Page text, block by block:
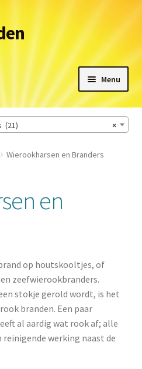
Menu
×
(21)
Wierookharsen en Branders
en
op houtskooltjes, of
zeefwierookbranders.
stokje gerold wordt, is het
branden. Een paar
al aardig wat rook af; alle
werking naast de